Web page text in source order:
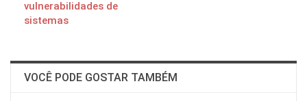
vulnerabilidades de
sistemas
VOCÊ PODE GOSTAR TAMBÉM